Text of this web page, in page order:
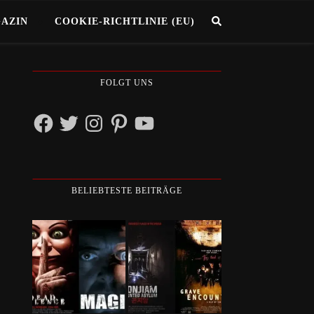
COOKIE-RICHTLINIE (EU)
FOLGT UNS
FacebookTwitterInstagramPinterestYouTube
BELIEBTESTE BEITRÄGE